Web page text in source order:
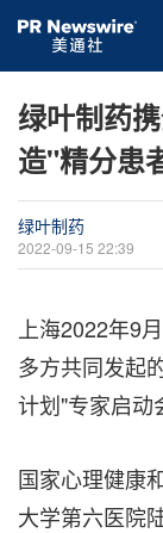
绿叶制药
造"精分患
绿叶制药
2022-09-15 22:39
上海2022年9
多方共同发起
计划"专家启动
国家心理健康
大学第六医院